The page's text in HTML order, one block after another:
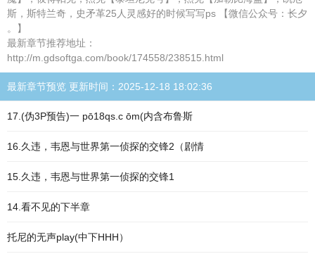
斯，斯特兰奇，史矛革25人灵感好的时候写写ps 【微信公众号：长夕
。】
最新章节推荐地址：
http://m.gdsoftga.com/book/174558/238515.html
最新章节预览 更新时间：2025-12-18 18:02:36
17.(伪3P预告)一 pō18qs.c ōm(内含布鲁斯
16.久违，韦恩与世界第一侦探的交锋2（剧情
15.久违，韦恩与世界第一侦探的交锋1
14.看不见的下半章
托尼的无声play(中下HHH）